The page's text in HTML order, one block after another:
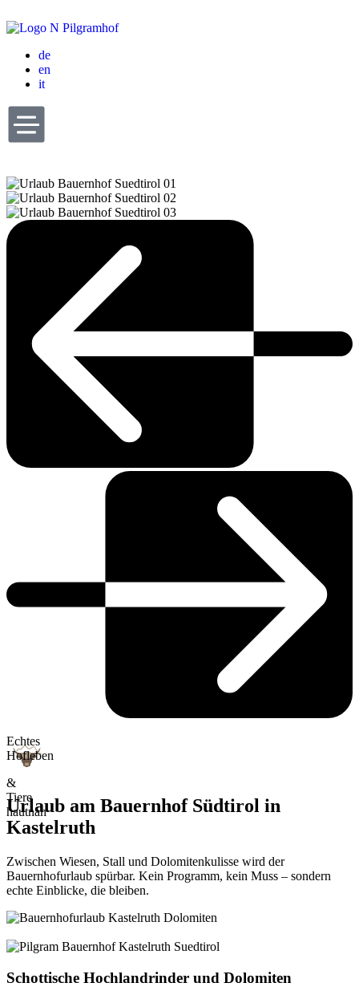
de
en
it
Echtes
Hofleben
&
Tiere
hautnah
Urlaub am Bauernhof Südtirol in
Kastelruth
Zwischen Wiesen, Stall und Dolomitenkulisse wird der
Bauernhofurlaub spürbar. Kein Programm, kein Muss – sondern
echte Einblicke, die bleiben.
Schottische Hochlandrinder und Dolomiten